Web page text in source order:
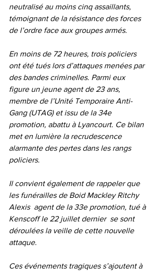
neutralisé au moins cinq assaillants,
témoignant de la résistance des forces
de l’ordre face aux groupes armés.
En moins de 72 heures, trois policiers
ont été tués lors d’attaques menées par
des bandes criminelles. Parmi eux
figure un jeune agent de 23 ans,
membre de l’Unité Temporaire Anti-
Gang (UTAG) et issu de la 34e
promotion, abattu à Lyancourt. Ce bilan
met en lumière la recrudescence
alarmante des pertes dans les rangs
policiers.
Il convient également de rappeler que
les funérailles de Boid Mackley Ritchy
Alexis  agent de la 33e promotion, tué à
Kenscoff le 22 juillet dernier  se sont
déroulées la veille de cette nouvelle
attaque.
Ces événements tragiques s’ajoutent à